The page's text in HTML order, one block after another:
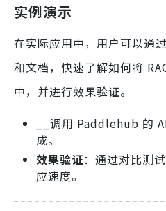
实例演示
在实际应用中，用户可以通
和文档，快速了解如何将
中，并进行效果验证。
__调用 Paddlehub 的
成。
效果验证：通过对比测
应速度。